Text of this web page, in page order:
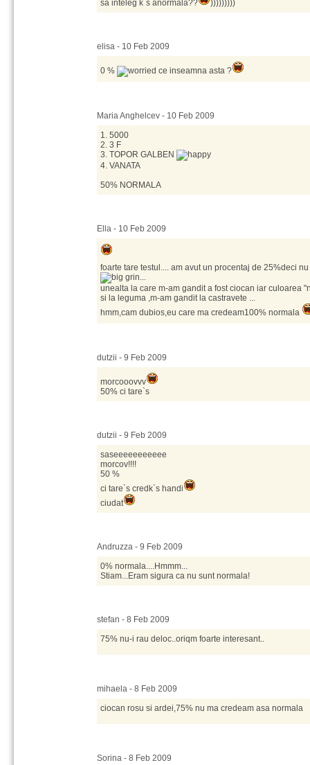
sa inteleg k`s anormala?? )))))))))
elisa - 10 Feb 2009
0 % ce inseamna asta ?
Maria Anghelcev - 10 Feb 2009
1. 5000
2. 3 F
3. TOPOR GALBEN
4. VANATA
50% NORMALA
Ella - 10 Feb 2009
foarte tare testul.... am avut un procentaj de 25%deci
...
unealta la care m-am gandit a fost ciocan iar culoarea
si la leguma ,m-am gandit la castravete ...
hmm,cam dubios,eu care ma credeam100% normala
dutzii - 9 Feb 2009
morcooovvv
50% ci tare`s
dutzii - 9 Feb 2009
saseeeeeeeeeee
morcov!!!!
50 %
ci tare`s credk`s handi
ciudat
Andruzza - 9 Feb 2009
0% normala....Hmmm...
Stiam...Eram sigura ca nu sunt normala!
stefan - 8 Feb 2009
75% nu-i rau deloc..oriqm foarte interesant..
mihaela - 8 Feb 2009
ciocan rosu si ardei,75% nu ma credeam asa normala
Sorina - 8 Feb 2009